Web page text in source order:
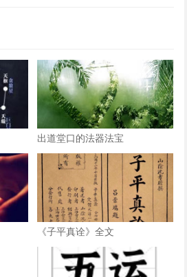
出道堂口的法器法宝
《子平真诠》全文